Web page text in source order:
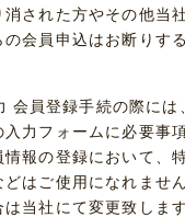
された方やその他当
会員申込はお断りす
会員登録手続の際には
力フォームに必要事
報の登録において、
はご使用になれませ
当社にて変更致します